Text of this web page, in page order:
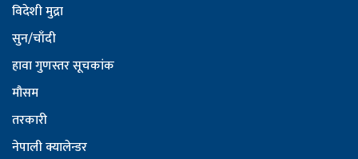
विदेशी मुद्रा
सुन/चाँदी
हावा गुणस्तर सूचकांक
मौसम
तरकारी
नेपाली क्यालेन्डर